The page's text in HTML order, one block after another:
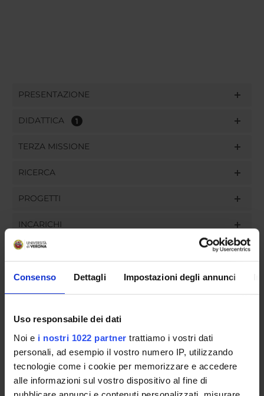
Consenso Dettagli Impostazioni degli annunci
Uso responsabile dei dati
Noi e i nostri 1022 partner trattiamo i vostri dati
personali, ad esempio il vostro numero IP, utilizzando
tecnologie come i cookie per memorizzare e accedere
alle informazioni sul vostro dispositivo al fine di
PRESENTAZIONE
DIDATTICA 1
TERZA MISSIONE
RICERCA
PROGETTI
INCARICHI
GOVERNANCE
COMMISSIONI
UFFICI E STRUTTURE DI SERVIZIO
SERVIZI DI SEGRETERIA STUDENTI